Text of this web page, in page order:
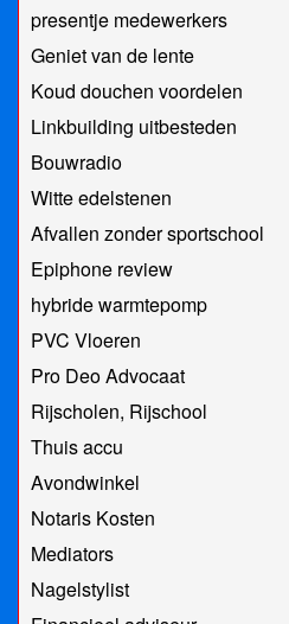
presentje medewerkers
Geniet van de lente
Koud douchen voordelen
Linkbuilding uitbesteden
Bouwradio
Witte edelstenen
Afvallen zonder sportschool
Epiphone review
hybride warmtepomp
PVC Vloeren
Pro Deo Advocaat
Rijscholen, Rijschool
Thuis accu
Avondwinkel
Notaris Kosten
Mediators
Nagelstylist